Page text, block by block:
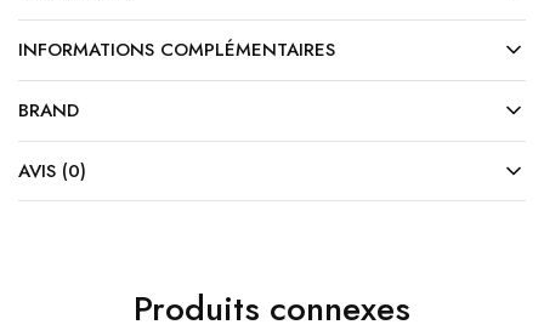
INFORMATIONS COMPLÉMENTAIRES
BRAND
AVIS (0)
Produits connexes